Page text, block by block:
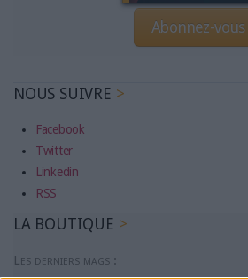
Abonnez-vous
NOUS SUIVRE
Facebook
Twitter
Linkedin
RSS
LA BOUTIQUE
Les derniers mags :